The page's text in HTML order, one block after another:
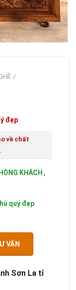
đẹp
về chất
KHÁCH ,
quý đẹp
VẤN
Sơn La tỉ